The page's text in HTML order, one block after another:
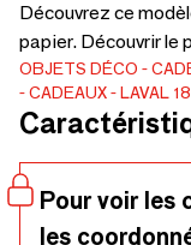
Découvrez ce
papier. Découvrir le
OBJETS DÉCO
CADEAUX
LAVAL
Pour voir les
les